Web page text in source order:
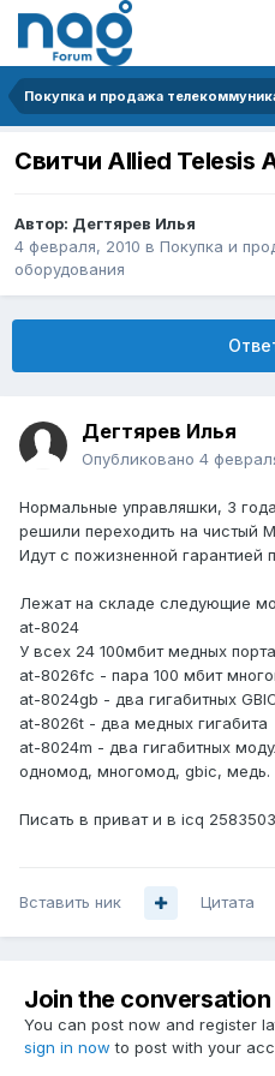
Свитчи Allied Telesis
Автор: Дегтярев Илья
4 февраля, 2010 в Покупка и
оборудования
Дегтярев Илья
Опубликовано 4
Нормальные управляшки, 3
решили переходить на чистый
Идут с пожизненной гарантией
Лежат на складе следующие
at-8024
У всех 24 100мбит медных
at-8026fc - пара 100 мбит
at-8024gb - два гигабитных
at-8026t - два медных гигабита
at-8024m - два гигабитных
одномод, многомод, gbic, медь.
Писать в приват и в icq
Вставить ник Цитата
Join the conversation
You can post now and register
sign in now to post with your